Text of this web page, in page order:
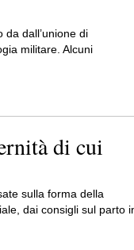
dall’unione di
militare. Alcuni
di cui
sulla forma della
dai consigli sul parto